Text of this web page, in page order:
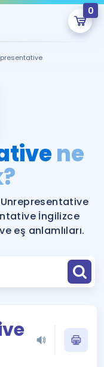
0
onlarca eğitim seni
Gramer
ne
İngilizce
eş anlamlıları.